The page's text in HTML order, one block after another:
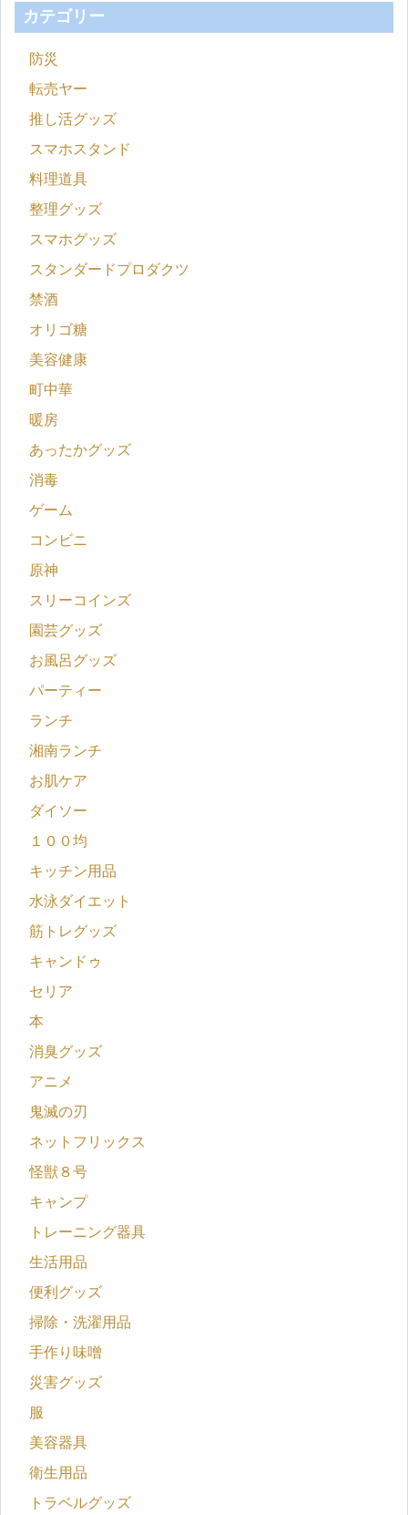
カテゴリー
防災
転売ヤー
推し活グッズ
スマホスタンド
料理道具
整理グッズ
スマホグッズ
スタンダードプロダクツ
禁酒
オリゴ糖
美容健康
町中華
暖房
あったかグッズ
消毒
ゲーム
コンビニ
原神
スリーコインズ
園芸グッズ
お風呂グッズ
パーティー
ランチ
湘南ランチ
お肌ケア
ダイソー
１００均
キッチン用品
水泳ダイエット
筋トレグッズ
キャンドゥ
セリア
本
消臭グッズ
アニメ
鬼滅の刃
ネットフリックス
怪獣８号
キャンプ
トレーニング器具
生活用品
便利グッズ
掃除・洗濯用品
手作り味噌
災害グッズ
服
美容器具
衛生用品
トラベルグッズ